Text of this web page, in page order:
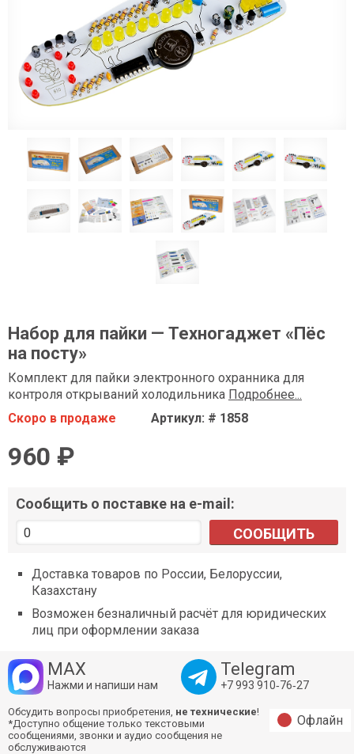
Набор для пайки — Техногаджет «Пёс
на посту»
Комплект для пайки электронного охранника для
контроля открываний холодильника Подробнее...
Скоро в продаже
Артикул: # 1858
960 ₽
Сообщить о поставке на e-mail:
СООБЩИТЬ
Доставка товаров по России, Белоруссии,
Казахстану
Возможен безналичный расчёт для юридических
лиц при оформлении заказа
MAX
Нажми и напиши нам
Telegram
+7 993 910‑76‑27
Обсудить вопросы приобретения, не технические!
*Доступно общение только текстовыми
сообщениями, звонки и аудио сообщения не
обслуживаются
Офлайн